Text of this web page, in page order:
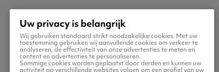
Boek ook direct een hotel of huurauto voor
in Brussel
Uw privacy is belangrijk
Wij gebruiken standaard strikt noodzakelijke cookies. Met uw
toestemming gebruiken wij aanvullende cookies om verkeer te
analyseren, de effectiviteit van onze advertenties te meten en
content en advertenties te personaliseren.
Sommige cookies worden geplaatst door derden en kunnen uw
activiteit op verschillende websites volgen om een profiel van uw